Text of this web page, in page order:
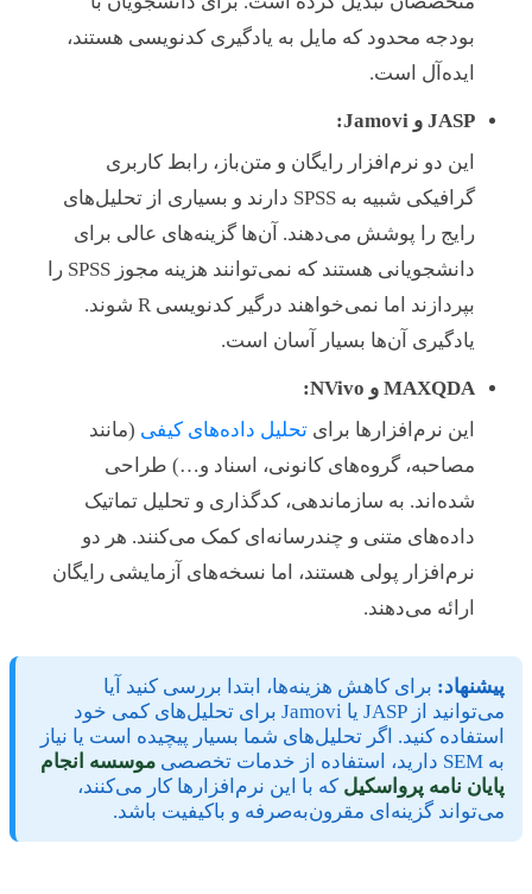
بودجه محدود که مایل به یادگیری کدنویسی هستند،
ایده‌آل است.
JASP و Jamovi:
این دو نرم‌افزار رایگان و متن‌باز، رابط کاربری
گرافیکی شبیه به SPSS دارند و بسیاری از تحلیل‌های
رایج را پوشش می‌دهند. آن‌ها گزینه‌های عالی برای
دانشجویانی هستند که نمی‌توانند هزینه مجوز SPSS را
بپردازند اما نمی‌خواهند درگیر کدنویسی R شوند.
یادگیری آن‌ها بسیار آسان است.
MAXQDA و NVivo:
این نرم‌افزارها برای تحلیل داده‌های کیفی (مانند
مصاحبه، گروه‌های کانونی، اسناد و…) طراحی
شده‌اند. به سازماندهی، کدگذاری و تحلیل تماتیک
داده‌های متنی و چندرسانه‌ای کمک می‌کنند. هر دو
نرم‌افزار پولی هستند، اما نسخه‌های آزمایشی رایگان
ارائه می‌دهند.
پیشنهاد: برای کاهش هزینه‌ها، ابتدا بررسی کنید آیا
می‌توانید از JASP یا Jamovi برای تحلیل‌های کمی خود
استفاده کنید. اگر تحلیل‌های شما بسیار پیچیده است یا نیاز
به SEM دارید، استفاده از خدمات تخصصی
موسسه انجام
پایان نامه پرواسکیل که با این نرم‌افزارها کار می‌کنند،
می‌تواند گزینه‌ای مقرون‌به‌صرفه و باکیفیت باشد.